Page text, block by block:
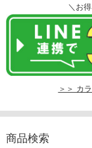
＼お
＞＞ カ
商品検索